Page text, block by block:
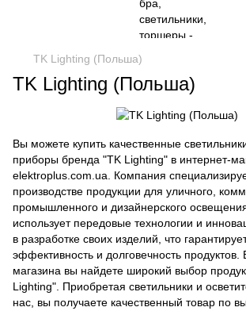
TK Lighting (Польша)
TK Lighting (Польша)
Вы можете купить качественные
приборы бренда "TK Lighting" в интернет-
elektroplus.com.ua. Компания
производстве продукции для уличного,
промышленного и дизайнерского
использует передовые технологии и
в разработке своих изделий, что
эффективность и долговечность продуктов.
магазина вы найдете широкий выбор
Lighting". Приобретая светильники и
нас, вы получаете качественный товар по